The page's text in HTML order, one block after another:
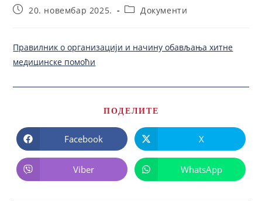
20. новембар 2025. Документи
Правилник о организацији и начину обављања хитне
медицинске помоћи
ПОДЕЛИТЕ
Facebook X
Viber WhatsApp